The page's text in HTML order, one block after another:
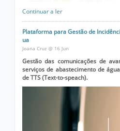
O IPBRICK.CAFE como motor da
destaque no IT Channel: 👉 https://
Continuar a ler
Plataforma para Gestão de
ua
Joana Cruz @ 16 Jun
Gestão das comunicações de
serviços de abastecimento de
de TTS (Text-to-speach).